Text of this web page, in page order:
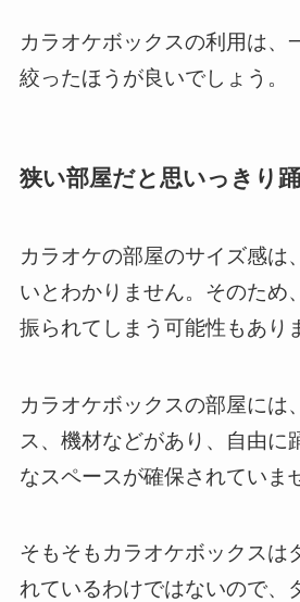
カラオケボックスの利用は、
絞ったほうが良いでしょう。
狭い部屋だと思いっきり
カラオケの部屋のサイズ感は
いとわかりません。そのため
振られてしまう可能性もあり
カラオケボックスの部屋には
ス、機材などがあり、自由に
なスペースが確保されていま
そもそもカラオケボックスは
れているわけではないので、